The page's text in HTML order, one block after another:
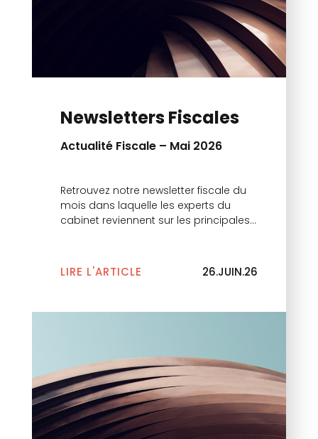
Newsletters Fiscales
Actualité Fiscale – Mai 2026
Retrouvez notre newsletter fiscale du
mois dans laquelle les experts du
cabinet reviennent sur les principales
LIRE L'ARTICLE 26.JUIN.26